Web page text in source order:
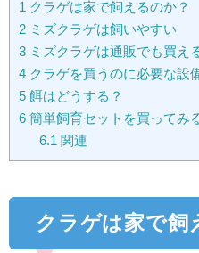
1 クラゲは家で飼えるのか？
2 ミズクラゲは飼いやすい
3 ミズクラゲは通販でも買え
4 クラゲを買うのに必要な設
5 餌はどうする？
6 簡単飼育セットを買ってみ
6.1 関連
クラゲは家で飼